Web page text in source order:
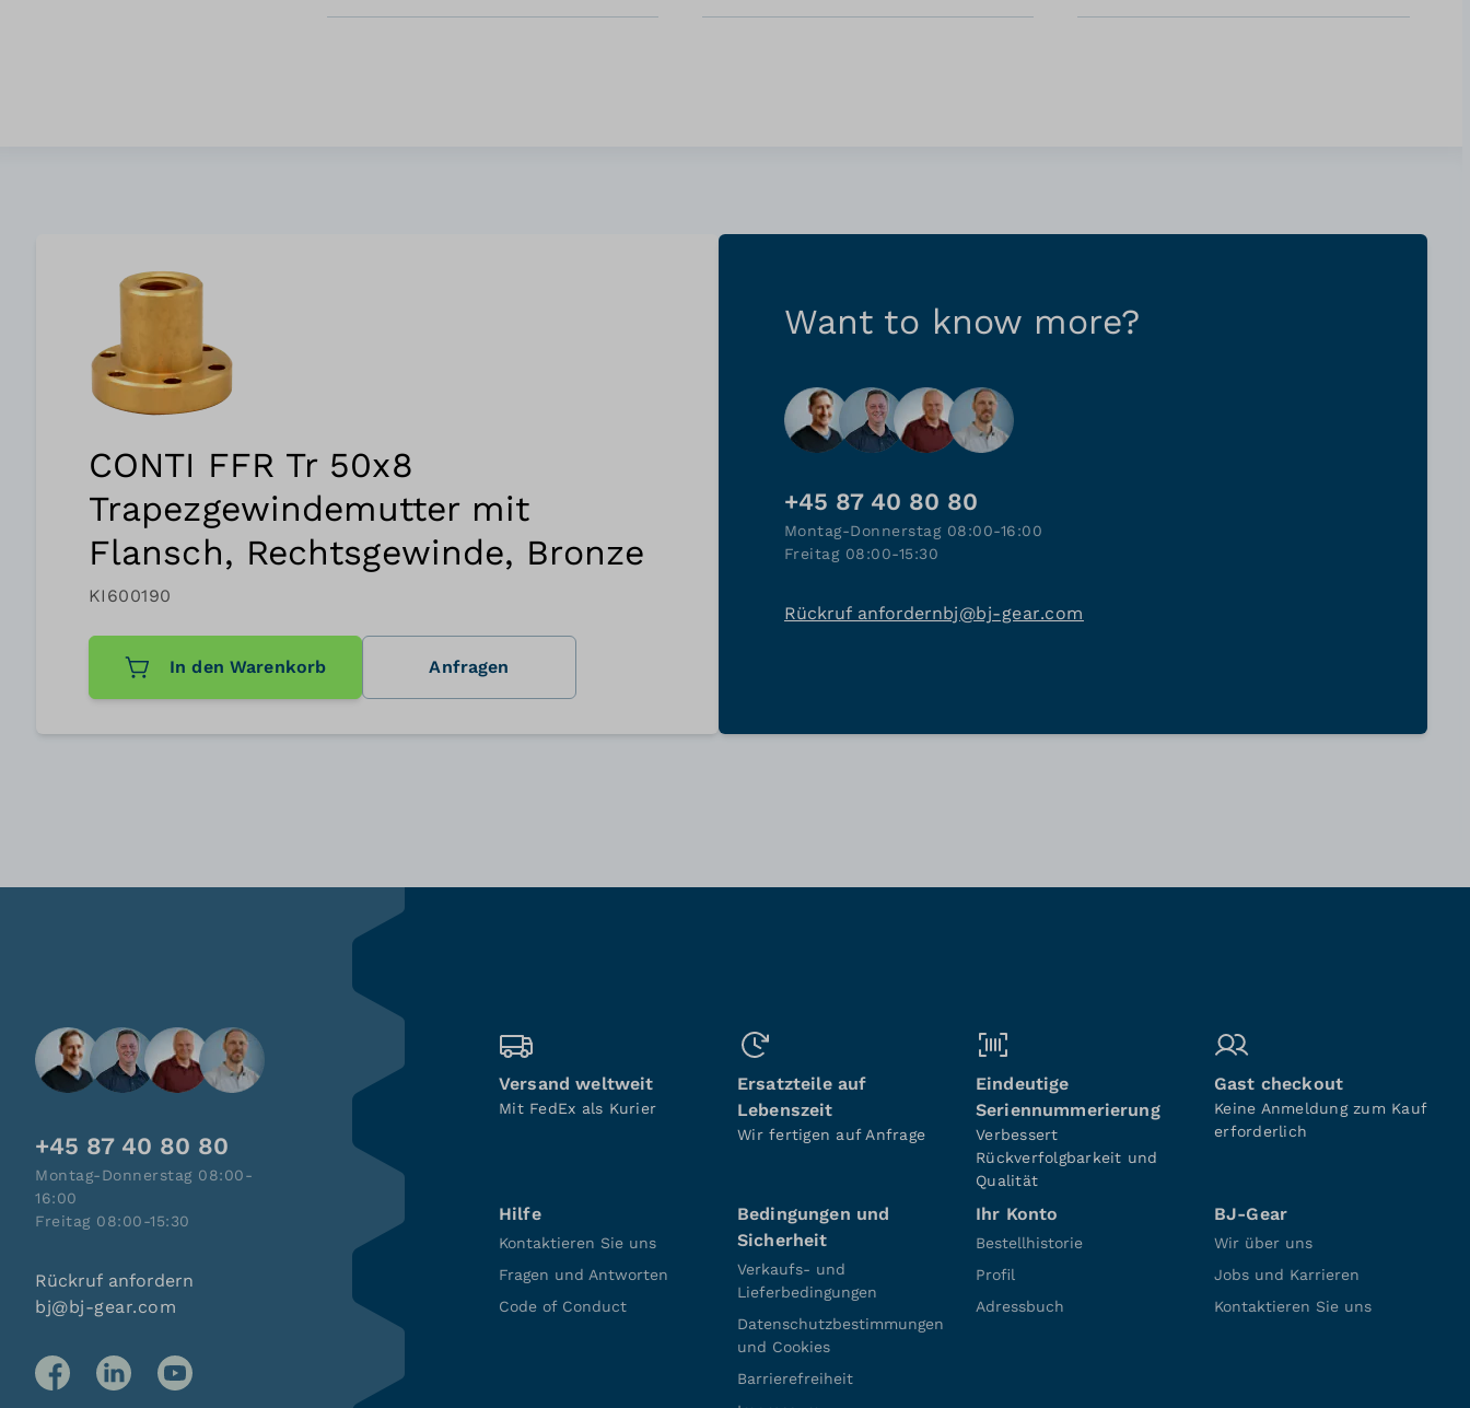
CONTI FFR Tr 50x8
Trapezgewindemutter mit
Flansch, Rechtsgewinde, Bronze
KI600190
In den Warenkorb Anfragen
Want to know more?
+45 87 40 80 80
Montag-Donnerstag 08:00-16:00
Freitag 08:00-15:30
Rückruf anfordernbj@bj-gear.com
+45 87 40 80 80
Montag-Donnerstag 08:00-
16:00
Freitag 08:00-15:30
Rückruf anfordern
bj@bj-gear.com
Versand weltweit
Mit FedEx als Kurier
Ersatzteile auf
Lebenszeit
Wir fertigen auf Anfrage
Eindeutige
Seriennummerierung
Verbessert
Rückverfolgbarkeit und
Qualität
Gast checkout
Keine Anmeldung zum Kauf
erforderlich
Hilfe
Kontaktieren Sie uns
Fragen und Antworten
Code of Conduct
Bedingungen und
Sicherheit
Verkaufs- und
Lieferbedingungen
Datenschutzbestimmungen
und Cookies
Barrierefreiheit
Ihr Konto
Bestellhistorie
Profil
Adressbuch
BJ-Gear
Wir über uns
Jobs und Karrieren
Kontaktieren Sie uns